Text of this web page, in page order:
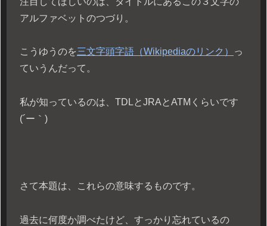
アルファベットのつづり。
こうゆうのを三文字頭字語（Wikipediaのリンク）
っ
ていうんだって。
私が知っているのは、TDLとJRAとATMくらいです
(´ー｀)
さて本題は、これらの意味するものです。
過去に何度か調べたけど、すっかり忘れているの